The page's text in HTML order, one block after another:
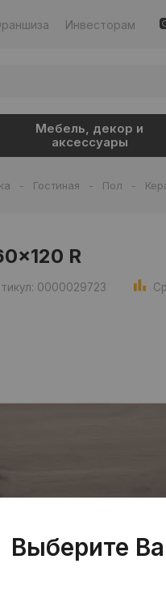
Инвесторам
Мебель, декор и
аксессуары
- Гостиная - Пол -
R
0000029723
Выберите